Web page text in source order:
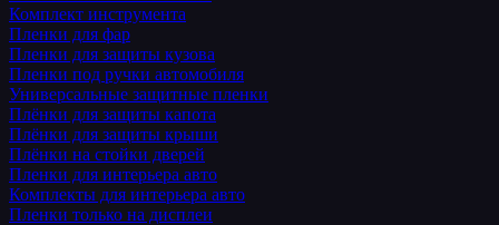
Комплект инструмента
Пленки для фар
Пленки для защиты кузова
Пленки под ручки автомобиля
Универсальные защитные пленки
Плёнки для защиты капота
Плёнки для защиты крыши
Плёнки на стойки дверей
Пленки для интерьера авто
Комплекты для интерьера авто
Пленки только на дисплеи